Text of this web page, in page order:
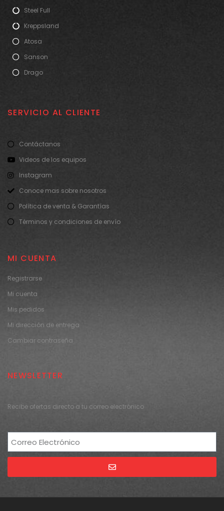
Steel Full
Kreppsland
Atosa
Sanson
Drago
SERVICIO AL CLIENTE
Contáctanos
Videos de los equipos
Instagram
Conoce mas sobre nosotros
Política de venta & Garantías
Términos y condiciones de envío
MI CUENTA
Registrarse
Mi cuenta
Mis pedidos
Mi dirección de entrega
Cambiar contraseña
NEWSLETTER
Recibe ofertas directo a tu correo electrónico